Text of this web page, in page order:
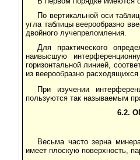
По вертикальной оси
угла таблицы веерообразно
двойного лучепреломления.
Для практического
наивысшую
горизонтальной линией,
из веерообразно
При изучении
пользуются так называемым
6.2.
Весьма часто зерна
имеет плоскую поверхность,